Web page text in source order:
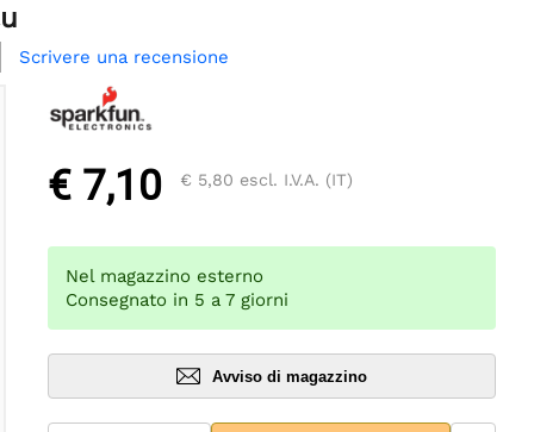
Scrivere una recensione
€ 7,10 € 5,80 escl. I.V.A. (IT)
Nel magazzino esterno
Consegnato in 5 a 7 giorni
Avviso di magazzino